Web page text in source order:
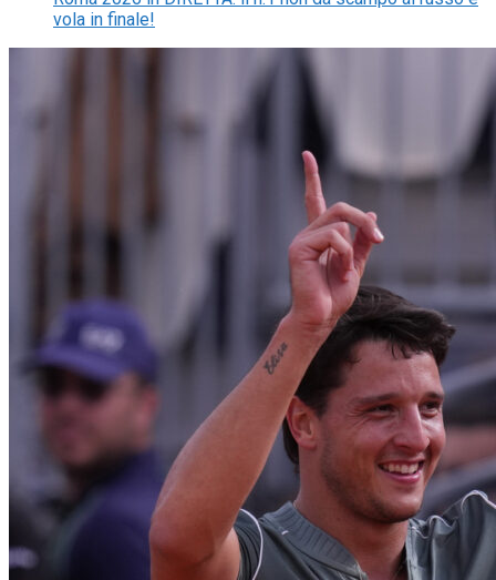
vola in finale!